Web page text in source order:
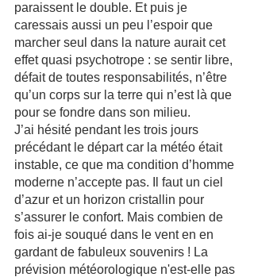
paraissent le double. Et puis je
caressais aussi un peu l’espoir que
marcher seul dans la nature aurait cet
effet quasi psychotrope : se sentir libre,
défait de toutes responsabilités, n’être
qu’un corps sur la terre qui n’est là que
pour se fondre dans son milieu.
J’ai hésité pendant les trois jours
précédant le départ car la météo était
instable, ce que ma condition d’homme
moderne n’accepte pas. Il faut un ciel
d’azur et un horizon cristallin pour
s’assurer le confort. Mais combien de
fois ai-je souqué dans le vent en en
gardant de fabuleux souvenirs ! La
prévision météorologique n'est-elle pas